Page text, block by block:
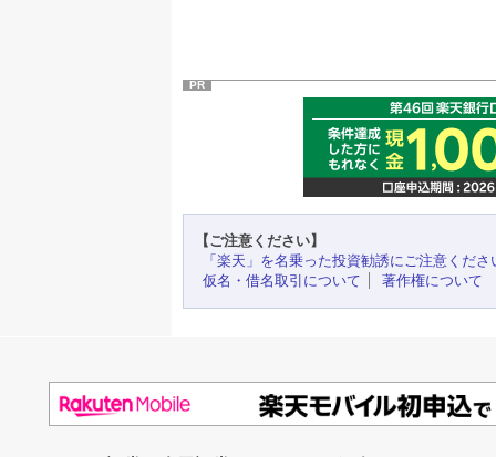
PR
【ご注意ください】
「楽天」を名乗った投資勧誘にご注意くださ
仮名・借名取引について
著作権について